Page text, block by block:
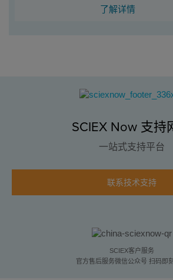
了解详情
SCIEX Now 支持
一站式支持平台
联系技术支持
SCIEX客户服务
官方售后服务微信公众号 扫码即